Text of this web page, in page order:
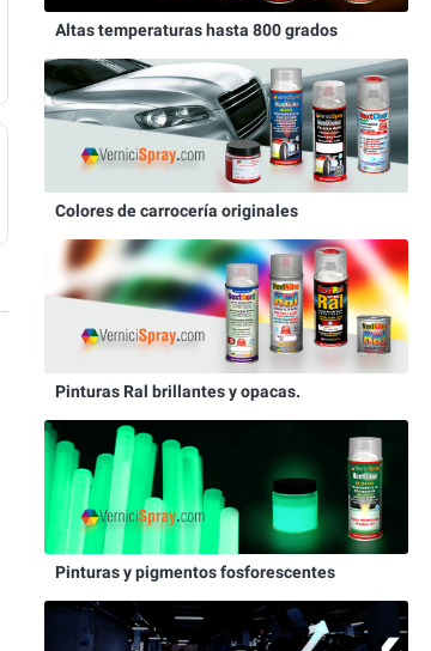
Altas temperaturas hasta 800 grados
Colores de carrocería originales
Pinturas Ral brillantes y opacas.
Pinturas y pigmentos fosforescentes